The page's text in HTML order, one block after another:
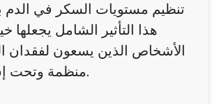
تنظيم مستويات السكر في
هذا التأثير الشامل يجعلها
الأشخاص الذين يسعون لفقدان
منظمة وتحت إشراف صحي.